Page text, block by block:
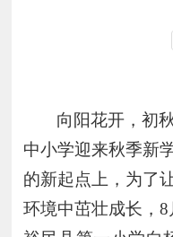
向阳花开，初
中小学迎来秋季新
的新起点上，为了
环境中茁壮成长，8